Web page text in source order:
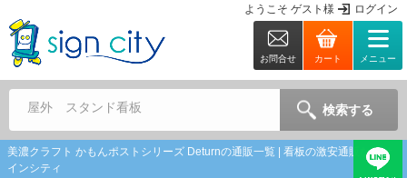
ようこそ ゲスト 様 ログイン
お問合せ カート メニュー
屋外 スタンド看板 検索する
美濃クラフト かもんポストシリーズ Deturnの通販一覧 | 看板の激安通販ならサ
インシティ